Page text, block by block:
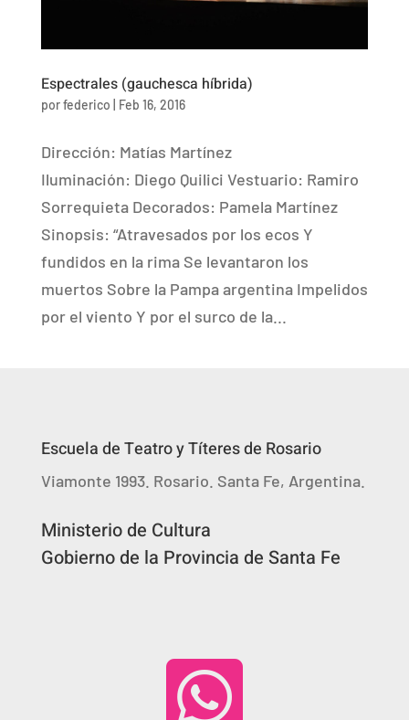
Espectrales (gauchesca híbrida)
porfederico Feb 16, 2016
Dirección: Matías Martínez
Iluminación: Diego Quilici Vestuario: Ramiro
Sorrequieta Decorados: Pamela Martínez
Sinopsis: “Atravesados por los ecos Y
fundidos en la rima Se levantaron los
muertos Sobre la Pampa argentina Impelidos
por el viento Y por el surco de la...
Escuela de Teatro y Títeres de Rosario
Viamonte 1993. Rosario. Santa Fe, Argentina.
Ministerio de Cultura
Gobierno de la Provincia de Santa Fe
